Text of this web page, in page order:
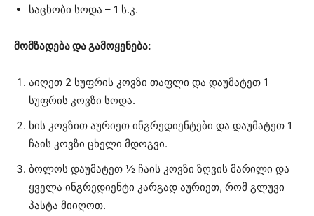
საცხობი სოდა – 1 ს.კ.
მომზადება და გამოყენება:
აიღეთ 2 სუფრის კოვზი თაფლი და დაუმატეთ 1
სუფრის კოვზი სოდა.
ხის კოვზით აურიეთ ინგრედიენტები და დაუმატეთ 1
ჩაის კოვზი ცხელი მდოგვი.
ბოლოს დაუმატეთ ½ ჩაის კოვზი ზღვის მარილი და
ყველა ინგრედიენტი კარგად აურიეთ, რომ გლუვი
პასტა მიიღოთ.